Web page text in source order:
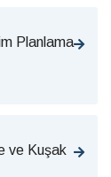
Planlama
ve Kuşak